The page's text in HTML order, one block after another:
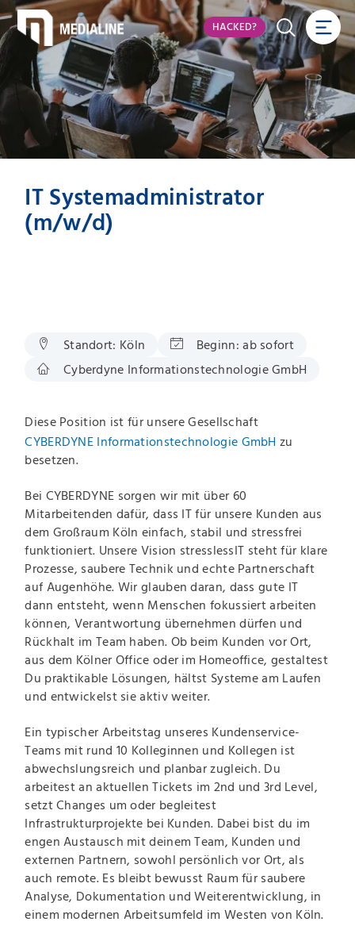
HACKED?
IT Systemadministrator
(m/w/d)
Standort: Köln Beginn:ab sofort
Cyberdyne Informationstechnologie GmbH
Diese Position ist für unsere Gesellschaft
CYBERDYNE Informationstechnologie GmbH zu
besetzen.
Bei CYBERDYNE sorgen wir mit über 60
Mitarbeitenden dafür, dass IT für unsere Kunden aus
dem Großraum Köln einfach, stabil und stressfrei
funktioniert. Unsere Vision stresslessIT steht für klare
Prozesse, saubere Technik und echte Partnerschaft
auf Augenhöhe. Wir glauben daran, dass gute IT
dann entsteht, wenn Menschen fokussiert arbeiten
können, Verantwortung übernehmen dürfen und
Rückhalt im Team haben. Ob beim Kunden vor Ort,
aus dem Kölner Office oder im Homeoffice, gestaltest
Du praktikable Lösungen, hältst Systeme am Laufen
und entwickelst sie aktiv weiter.
Ein typischer Arbeitstag unseres Kundenservice-
Teams mit rund 10 Kolleginnen und Kollegen ist
abwechslungsreich und planbar zugleich. Du
arbeitest an aktuellen Tickets im 2nd und 3rd Level,
setzt Changes um oder begleitest
Infrastrukturprojekte bei Kunden. Dabei bist du im
engen Austausch mit deinem Team, Kunden und
externen Partnern, sowohl persönlich vor Ort, als
auch remote. Es bleibt bewusst Raum für saubere
Analyse, Dokumentation und Weiterentwicklung, in
einem modernen Arbeitsumfeld im Westen von Köln.